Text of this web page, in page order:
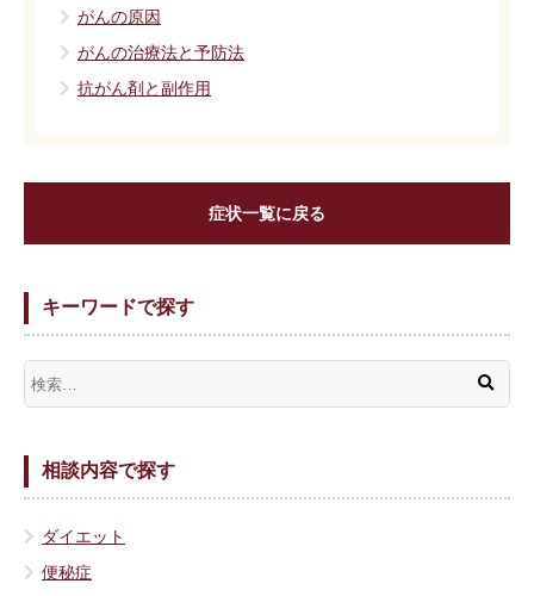
がんの原因
がんの治療法と予防法
抗がん剤と副作用
症状一覧に戻る
キーワードで探す
相談内容で探す
ダイエット
便秘症